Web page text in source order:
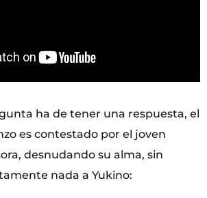
ha de tener una respuesta, el
es contestado por el joven
desnudando su alma, sin
nada a Yukino: